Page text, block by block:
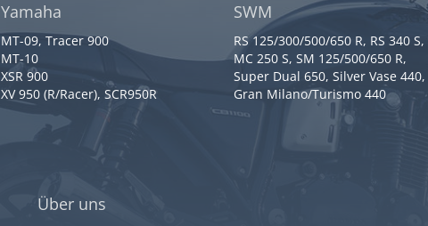
Yamaha
MT-09, Tracer 900
MT-10
XSR 900
XV 950 (R/Racer), SCR950R
SWM
RS 125/300/500/650 R, RS 340 S,
MC 250 S, SM 125/500/650 R,
Super Dual 650, Silver Vase 440,
Gran Milano/Turismo 440
Über uns